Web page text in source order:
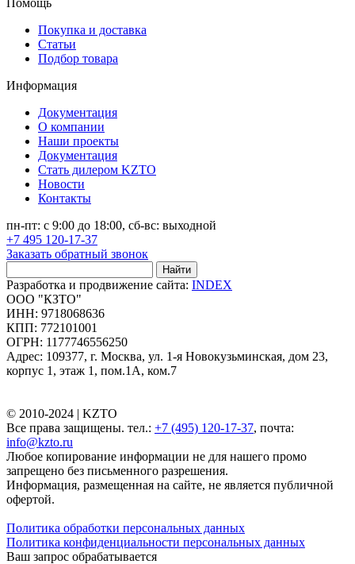
Помощь
Покупка и доставка
Статьи
Подбор товара
Информация
Документация
О компании
Наши проекты
Документация
Стать дилером KZTO
Новости
Контакты
пн-пт: с 9:00 до 18:00, сб-вс: выходной
+7 495 120-17-37
Заказать обратный звонок
Найти
Разработка и продвижение сайта: INDEX
ООО "КЗТО"
ИНН: 9718068636
КПП: 772101001
ОГРН: 1177746556250
Адрес: 109377, г. Москва, ул. 1-я Новокузьминская, дом 23,
корпус 1, этаж 1, пом.1А, ком.7
© 2010-2024 | KZTO
Все права защищены. тел.: +7 (495) 120-17-37, почта:
info@kzto.ru
Любое копирование информации не для нашего промо
запрещено без письменного разрешения.
Информация, размещенная на сайте, не является публичной
офертой.
Политика обработки персональных данных
Политика конфиденциальности персональных данных
Ваш запрос обрабатывается